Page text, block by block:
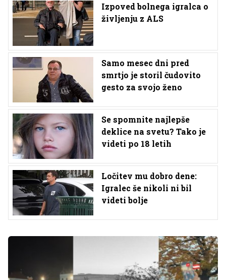
Izpoved bolnega igralca o
življenju z ALS
Samo mesec dni pred
smrtjo je storil čudovito
gesto za svojo ženo
Se spomnite najlepše
deklice na svetu? Tako je
videti po 18 letih
Ločitev mu dobro dene:
Igralec še nikoli ni bil
videti bolje